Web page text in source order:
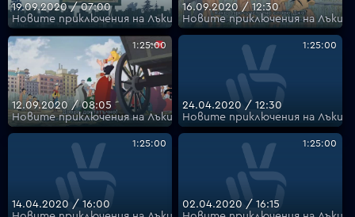
VOYO
19.09.2020 / 07:00
Новите приключения на Лъки Люк - Анимация, Уестърн,
16.09.2020 / 12:30
Новите приключения на Лъки
1:25:00
12.09.2020 / 08:05
Новите приключения на Лъки Люк - Анимация, Уестърн,
1:25:00
24.04.2020 / 12:30
Новите приключения на Лъки
1:25:00
14.04.2020 / 16:00
1:25:00
02.04.2020 / 16:15